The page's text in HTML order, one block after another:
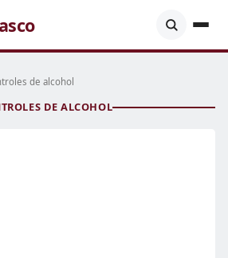
de alcohol
DE ALCOHOL